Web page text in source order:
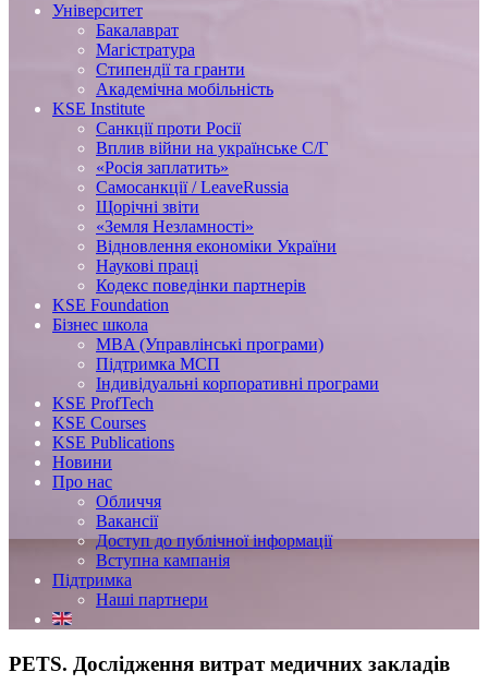
Університет
Бакалаврат
Магістратура
Стипендії та гранти
Академічна мобільність
KSE Institute
Санкції проти Росії
Вплив війни на українське С/Г
«Росія заплатить»
Самосанкції / LeaveRussia
Щорічні звіти
«Земля Незламності»
Відновлення економіки України
Наукові праці
Кодекс поведінки партнерів
KSE Foundation
Бізнес школа
MBA (Управлінські програми)
Підтримка МСП
Індивідуальні корпоративні програми
KSE ProfTech
KSE Courses
KSE Publications
Новини
Про нас
Обличчя
Вакансії
Доступ до публічної інформації
Вступна кампанія
Підтримка
Наші партнери
PETS. Дослідження витрат медичних закладів